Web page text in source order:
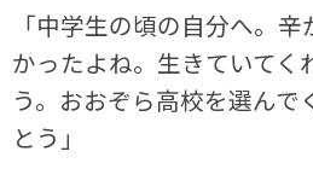
「中学生の頃の自分へ。
かったよね。生きていてく
う。おおぞら高校を選んで
とう」